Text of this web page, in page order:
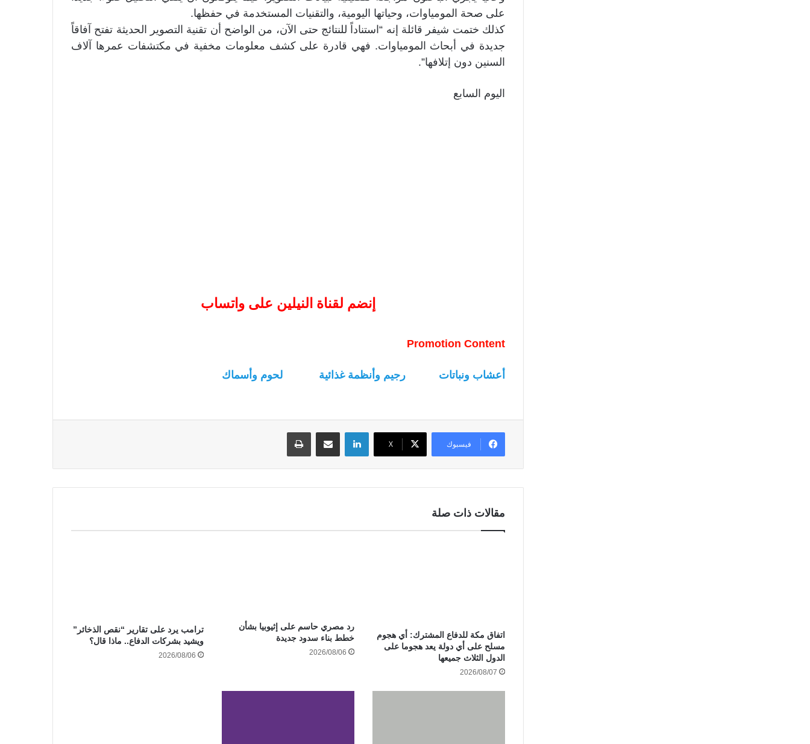
على صحة المومياوات، وحياتها اليومية، والتقنيات المستخدمة في حفظها.
كذلك ختمت شيفر قائلة إنه “استناداً للنتائج حتى الآن، من الواضح أن تقنية التصوير الحديثة تفتح آفاقاً
جديدة في أبحاث المومياوات. فهي قادرة على كشف معلومات مخفية في مكتشفات عمرها آلاف
السنين دون إتلافها”.
اليوم السابع
إنضم لقناة النيلين على واتساب
Promotion Content
أعشاب ونباتات رجيم وأنظمة غذائية لحوم وأسماك
فيسبوك ‫X
لينكدإن
مقالات ذات صلة
‏اتفاق مكة للدفاع المشترك: أي هجوم
مسلح على أي دولة يعد هجوما على
الدول الثلاث جميعها
2026/08/07
رد مصري حاسم على إثيوبيا بشأن
خطط بناء سدود جديدة
2026/08/06
ترامب يرد على تقارير “نقص الذخائر”
ويشيد بشركات الدفاع.. ماذا قال؟
2026/08/06